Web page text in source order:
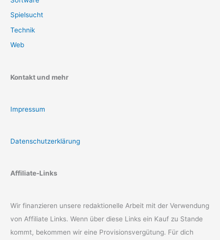
Spielsucht
Technik
Web
Kontakt und mehr
Impressum
Datenschutzerklärung
Affiliate-Links
Wir finanzieren unsere redaktionelle Arbeit mit der Verwendung
von Affiliate Links. Wenn über diese Links ein Kauf zu Stande
kommt, bekommen wir eine Provisionsvergütung. Für dich